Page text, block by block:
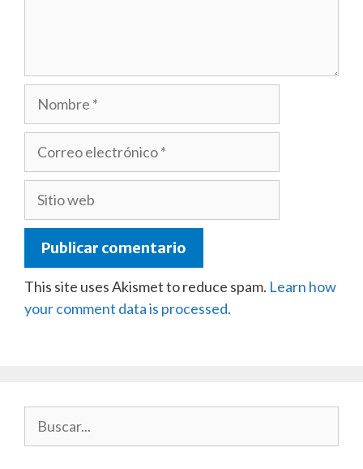
Nombre
Correo
Sitio
This site uses Akismet to reduce spam. Learn how
your comment data is processed.